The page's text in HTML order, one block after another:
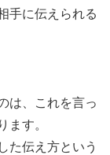
手に伝えられる
は、これを言っ
ます。
た伝え方という